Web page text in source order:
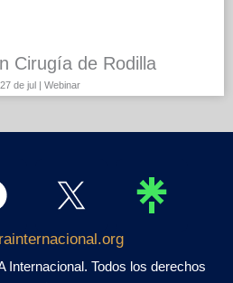
Cirugía de Rodilla
de jul | Webinar
Internacional. Todos los derechos